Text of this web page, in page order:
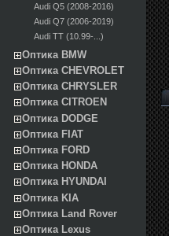
Audi Q5 (2008-2016)
Audi Q7 (2006-2019)
Audi TT (10.99-...)
Оптика BMW
Оптика CHEVROLET
Оптика CHRYSLER
Оптика CITROEN
Оптика DODGE
Оптика FIAT
Оптика FORD
Оптика HONDA
Оптика HYUNDAI
Оптика KIA
Оптика Land Rover
Оптика Lexus